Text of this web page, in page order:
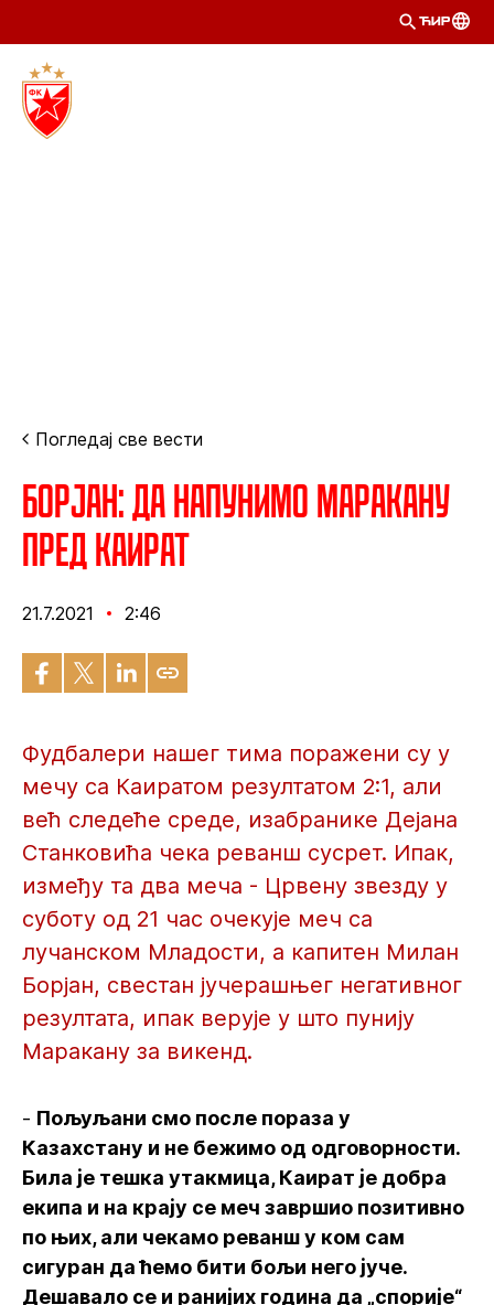
ЋИР
Погледај све вести
Борјан: Да напунимо Маракану
пред Каират
21.7.2021 2:46
Фудбалери нашег тима поражени су у
мечу са Каиратом резултатом 2:1, али
већ следеће среде, изабранике Дејана
Станковића чека реванш сусрет. Ипак,
између та два меча - Црвену звезду у
суботу од 21 час очекује меч са
лучанском Младости, а капитен Милан
Борјан, свестан јучерашњег негативног
резултата, ипак верује у што пунију
Маракану за викенд.
- Пољуљани смо после пораза у
Казахстану и не бежимо од одговорности.
Била је тешка утакмица, Каират је добра
екипа и на крају се меч завршио позитивно
по њих, али чекамо реванш у ком сам
сигуран да ћемо бити бољи него јуче.
Дешавало се и ранијих година да „спорије“